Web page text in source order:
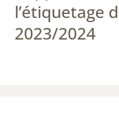
l’étiquetage
2023/2024